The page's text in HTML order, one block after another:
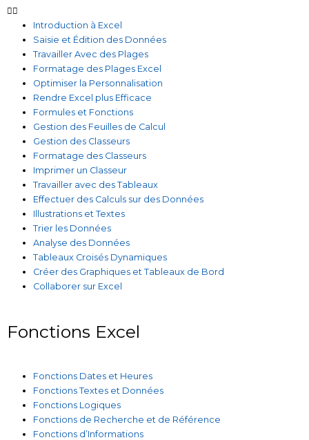
Introduction à Excel
Saisie et Édition des Données
Travailler Avec des Plages
Formatage des Plages Excel
Optimiser la Personnalisation
Rendre Excel plus Efficace
Formules et Fonctions
Gestion des Feuilles de Calcul
Gestion des Classeurs
Formatage des Classeurs
Imprimer un Classeur
Travailler avec des Tableaux
Effectuer des Calculs sur des Données
Illustrations et Textes
Trier les Données
Analyse des Données
Tableaux Croisés Dynamiques
Créer des Graphiques et Tableaux de Bord
Collaborer sur Excel
Fonctions Excel
Fonctions Dates et Heures
Fonctions Textes et Données
Fonctions Logiques
Fonctions de Recherche et de Référence
Fonctions d’Informations